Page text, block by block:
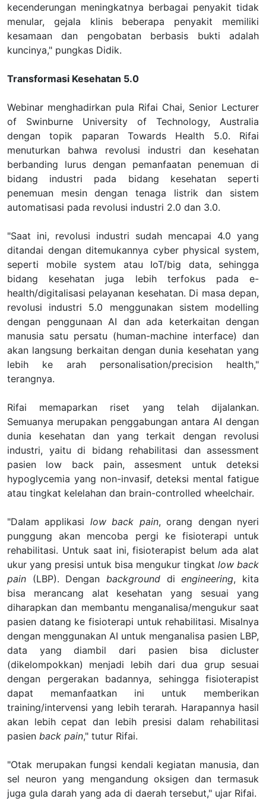
kecenderungan meningkatnya berbagai penyakit tidak
menular, gejala klinis beberapa penyakit memiliki
kesamaan dan pengobatan berbasis bukti adalah
kuncinya," pungkas Didik.
Transformasi Kesehatan 5.0
Webinar menghadirkan pula Rifai Chai, Senior Lecturer
of Swinburne University of Technology, Australia
dengan topik paparan Towards Health 5.0. Rifai
menuturkan bahwa revolusi industri dan kesehatan
berbanding lurus dengan pemanfaatan penemuan di
bidang industri pada bidang kesehatan seperti
penemuan mesin dengan tenaga listrik dan sistem
automatisasi pada revolusi industri 2.0 dan 3.0.
"Saat ini, revolusi industri sudah mencapai 4.0 yang
ditandai dengan ditemukannya cyber physical system,
seperti mobile system atau IoT/big data, sehingga
bidang kesehatan juga lebih terfokus pada e-
health/digitalisasi pelayanan kesehatan. Di masa depan,
revolusi industri 5.0 menggunakan sistem modelling
dengan penggunaan AI dan ada keterkaitan dengan
manusia satu persatu (human-machine interface) dan
akan langsung berkaitan dengan dunia kesehatan yang
lebih ke arah personalisation/precision health,"
terangnya.
Rifai memaparkan riset yang telah dijalankan.
Semuanya merupakan penggabungan antara AI dengan
dunia kesehatan dan yang terkait dengan revolusi
industri, yaitu di bidang rehabilitasi dan assessment
pasien low back pain, assesment untuk deteksi
hypoglycemia yang non-invasif, deteksi mental fatigue
atau tingkat kelelahan dan brain-controlled wheelchair.
"Dalam applikasi low back pain, orang dengan nyeri
punggung akan mencoba pergi ke fisioterapi untuk
rehabilitasi. Untuk saat ini, fisioterapist belum ada alat
ukur yang presisi untuk bisa mengukur tingkat low back
pain (LBP). Dengan background diengineering, kita
bisa merancang alat kesehatan yang sesuai yang
diharapkan dan membantu menganalisa/mengukur saat
pasien datang ke fisioterapi untuk rehabilitasi. Misalnya
dengan menggunakan AI untuk menganalisa pasien LBP,
data yang diambil dari pasien bisa dicluster
(dikelompokkan) menjadi lebih dari dua grup sesuai
dengan pergerakan badannya, sehingga fisioterapist
dapat memanfaatkan ini untuk memberikan
training/intervensi yang lebih terarah. Harapannya hasil
akan lebih cepat dan lebih presisi dalam rehabilitasi
pasien back pain," tutur Rifai.
"Otak merupakan fungsi kendali kegiatan manusia, dan
sel neuron yang mengandung oksigen dan termasuk
juga gula darah yang ada di daerah tersebut," ujar Rifai.